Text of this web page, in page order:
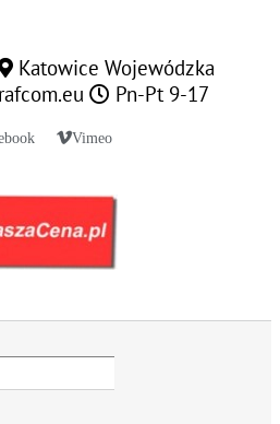
Katowice Wojewódzka
Pn-Pt 9-17
Vimeo